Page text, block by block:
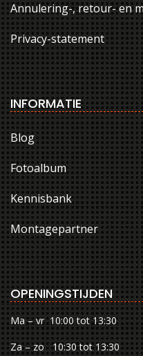
Annulering-, retour- en
Privacy-statement
INFORMATIE
Blog
Fotoalbum
Kennisbank
Montagepartner
OPENINGSTIJDEN
Ma – vr 10:00 tot 13:30
Za – zo 10:30 tot 13:30